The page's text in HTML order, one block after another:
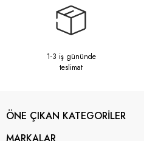
1-3 iş gününde
teslimat
ÖNE ÇIKAN KATEGORİLER
MARKALAR